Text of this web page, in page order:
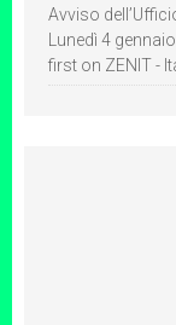
Avviso
Lunedì 4
first on ZENIT -